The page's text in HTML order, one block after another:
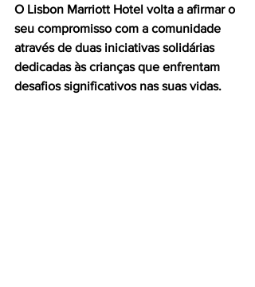
O Lisbon Marriott Hotel volta a afirmar o
seu compromisso com a comunidade
através de duas iniciativas solidárias
dedicadas às crianças que enfrentam
desafios significativos nas suas vidas.